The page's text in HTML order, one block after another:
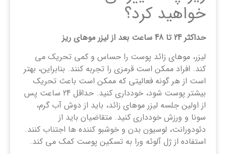
خواهید کرد؟
حداکثر 24 تا 48 ساعت بعد از لیزر موهای ریز
لیزر، موهای زائد پوست را حساس و کمی تحریک می
کند. افراد ممکن است قرمزی را تجربه کنند. بنابراین، بهتر
است از هر گونه فعالیتی که ممکن است باعث تحریک
بیشتر پوست شود، خودداری کنید. حداقل 24 ساعت پس
از اولین جلسه لیزر موهای زائد، باید از دوش آب گرم،
سونا و ورزش خودداری کنید. متقاضیان باید از
دئودورانت، لوسیون بدن و خوشبو کننده ها اجتناب کنند.
استفاده از ژل آلوئه ورا به تسکین پوست کمک می کند.